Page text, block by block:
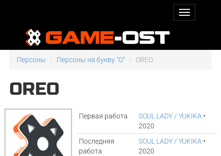
Персоны Персоны на букву "O" OREO
OREO
Первая работа SOUL LADY / YUKIKA •
2020
Последняя
работа
SOUL LADY / YUKIKA •
2020